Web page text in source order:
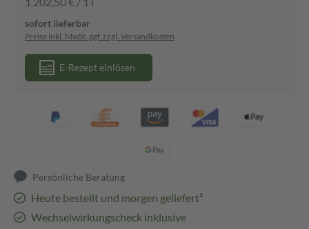
sofort lieferbar
Preise inkl. MwSt. ggf. zzgl. Versandkosten
E-Rezept einlösen
Persönliche Beratung
Heute bestellt und morgen geliefert³
Wechselwirkungscheck inklusive